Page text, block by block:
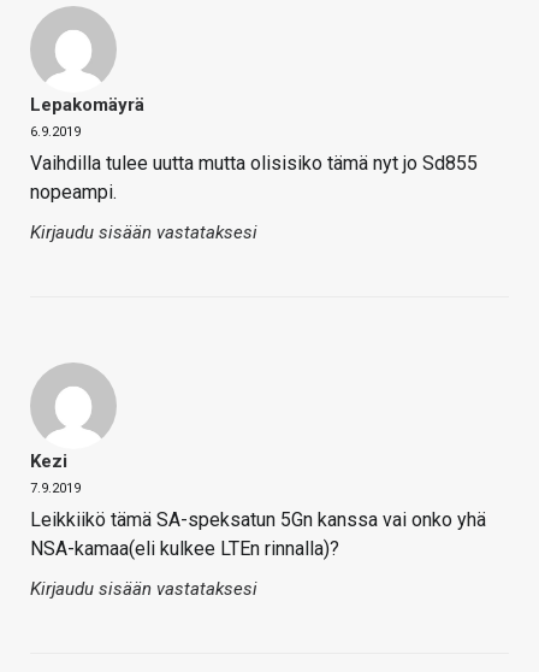
Lepakomäyrä
6.9.2019
Vaihdilla tulee uutta mutta olisisiko tämä nyt jo Sd855
nopeampi.
Kirjaudu sisään vastataksesi
Kezi
7.9.2019
Leikkiikö tämä SA-speksatun 5Gn kanssa vai onko yhä
NSA-kamaa(eli kulkee LTEn rinnalla)?
Kirjaudu sisään vastataksesi